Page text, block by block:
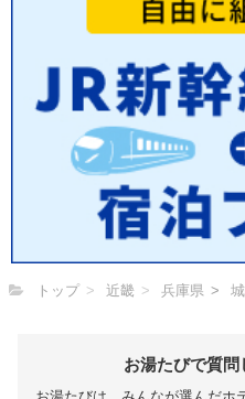
トップ 近畿 兵庫県
お湯たびで質問